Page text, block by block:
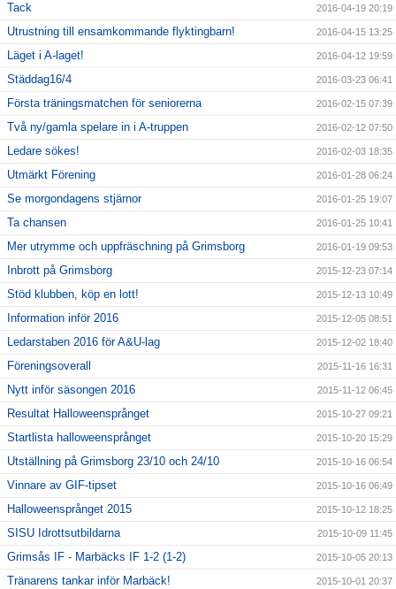
Tack 2016-04-19 20:19
Utrustning till ensamkommande flyktingbarn! 2016-04-15 13:25
Läget i A-laget! 2016-04-12 19:59
Städdag16/4 2016-03-23 06:41
Första träningsmatchen för seniorerna 2016-02-15 07:39
Två ny/gamla spelare in i A-truppen 2016-02-12 07:50
Ledare sökes! 2016-02-03 18:35
Utmärkt Förening 2016-01-28 06:24
Se morgondagens stjärnor 2016-01-25 19:07
Ta chansen 2016-01-25 10:41
Mer utrymme och uppfräschning på Grimsborg 2016-01-19 09:53
Inbrott på Grimsborg 2015-12-23 07:14
Stöd klubben, köp en lott! 2015-12-13 10:49
Information inför 2016 2015-12-05 08:51
Ledarstaben 2016 för A&U-lag 2015-12-02 18:40
Föreningsoverall 2015-11-16 16:31
Nytt inför säsongen 2016 2015-11-12 06:45
Resultat Halloweensprånget 2015-10-27 09:21
Startlista halloweensprånget 2015-10-20 15:29
Utställning på Grimsborg 23/10 och 24/10 2015-10-16 06:54
Vinnare av GIF-tipset 2015-10-16 06:49
Halloweensprånget 2015 2015-10-12 18:25
SISU Idrottsutbildarna 2015-10-09 11:45
Grimsås IF - Marbäcks IF 1-2 (1-2) 2015-10-05 20:13
Tränarens tankar inför Marbäck! 2015-10-01 20:37